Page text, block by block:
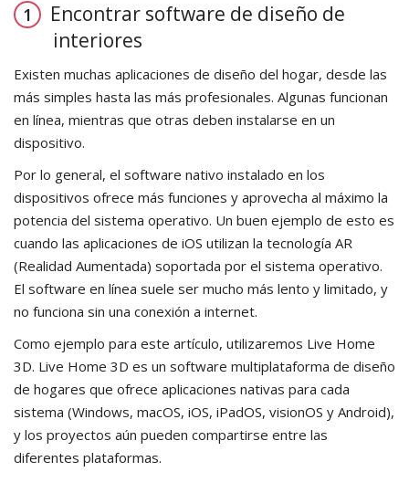
Encontrar software de diseño de
interiores
Existen muchas aplicaciones de diseño del hogar, desde las
más simples hasta las más profesionales. Algunas funcionan
en línea, mientras que otras deben instalarse en un
dispositivo.
Por lo general, el software nativo instalado en los
dispositivos ofrece más funciones y aprovecha al máximo la
potencia del sistema operativo. Un buen ejemplo de esto es
cuando las aplicaciones de iOS utilizan la tecnología AR
(Realidad Aumentada) soportada por el sistema operativo.
El software en línea suele ser mucho más lento y limitado, y
no funciona sin una conexión a internet.
Como ejemplo para este artículo, utilizaremos Live Home
3D. Live Home 3D es un software multiplataforma de diseño
de hogares que ofrece aplicaciones nativas para cada
sistema (Windows, macOS, iOS, iPadOS, visionOS y Android),
y los proyectos aún pueden compartirse entre las
diferentes plataformas.